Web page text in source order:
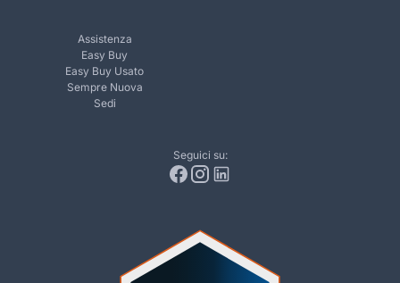
Assistenza
Easy Buy
Easy Buy Usato
Sempre Nuova
Sedi
Seguici su: